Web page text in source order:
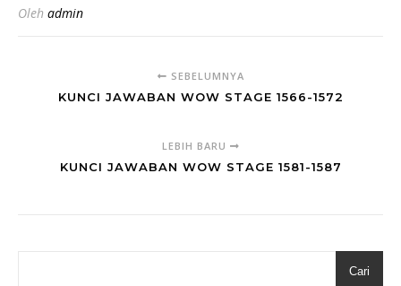
Oleh admin
SEBELUMNYA
KUNCI JAWABAN WOW STAGE 1566-1572
LEBIH BARU
KUNCI JAWABAN WOW STAGE 1581-1587
Cari